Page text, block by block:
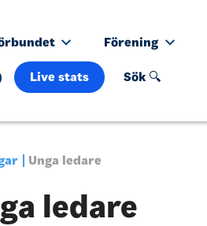
Förening
Live stats Sök 🔍
Unga ledare
ledare